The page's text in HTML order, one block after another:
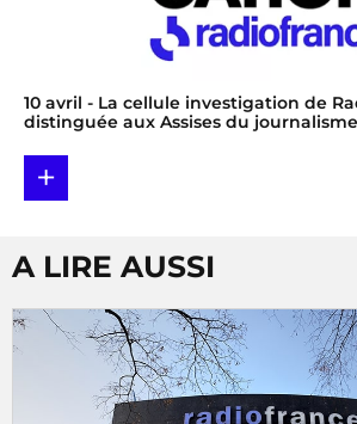
10 avril - La cellule investigation de
distinguée aux Assises du
+
A LIRE AUSSI